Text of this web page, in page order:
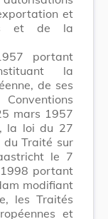
et
et de la
portant
la
de ses
mars 1957
la loi du 27
Traité sur
le 7
portant
modifiant
les Traités
et